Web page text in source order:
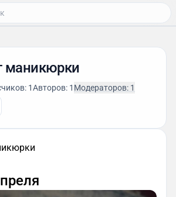
маникюрки
1Авторов: 1 Модераторов: 1